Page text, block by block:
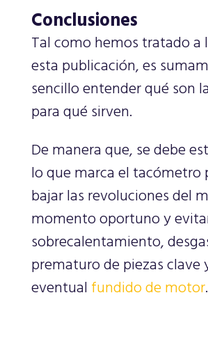
Conclusiones
Tal como hemos tratado a
esta publicación, es
sencillo entender qué son
para qué sirven.
De manera que, se debe
lo que marca el tacómetro
bajar las revoluciones del
momento oportuno y
sobrecalentamiento,
prematuro de piezas clave
eventual fundido de motor.